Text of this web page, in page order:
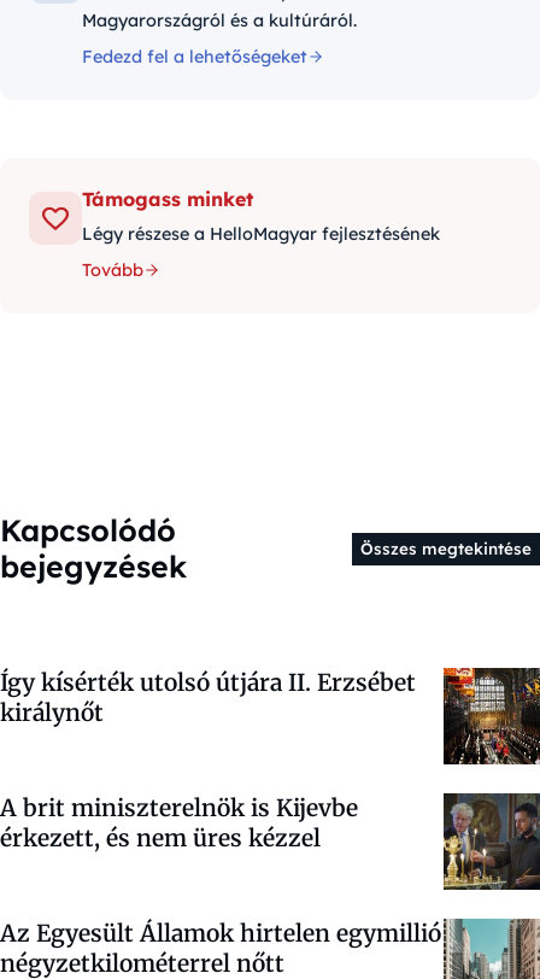
Magyarországról és a kultúráról.
Fedezd fel a lehetőségeket
Támogass minket
Légy részese a HelloMagyar fejlesztésének
Tovább
Kapcsolódó
bejegyzések
Összes megtekintése
Így kísérték utolsó útjára II. Erzsébet
királynőt
A brit miniszterelnök is Kijevbe
érkezett, és nem üres kézzel
Az Egyesült Államok hirtelen egymillió
négyzetkilométerrel nőtt